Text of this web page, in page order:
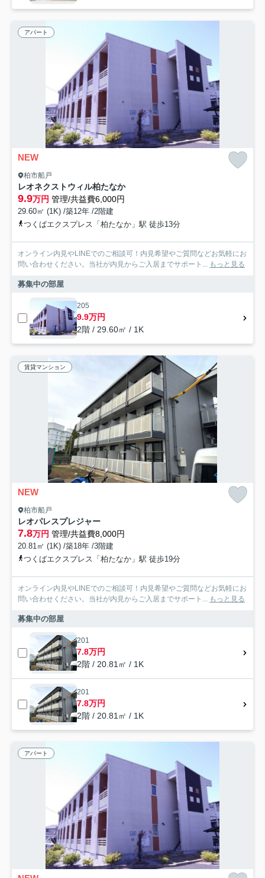
アパート
NEW
柏市船戸
レオネクストウィル柏たなか
9.9万円 管理/共益費6,000円
29.60㎡ (1K) /築12年 /2階建
つくばエクスプレス「柏たなか」駅 徒歩13分
オンライン内見やLINEでのご相談可！内見希望やご質問などお気軽にお
問い合わせください。当社が内見からご入居までサポート... もっと見る
募集中の部屋
205
9.9万円
2階 / 29.60㎡ / 1K
賃貸マンション
NEW
柏市船戸
レオパレスプレジャー
7.8万円 管理/共益費8,000円
20.81㎡ (1K) /築18年 /3階建
つくばエクスプレス「柏たなか」駅 徒歩19分
オンライン内見やLINEでのご相談可！内見希望やご質問などお気軽にお
問い合わせください。当社が内見からご入居までサポート... もっと見る
募集中の部屋
201
7.8万円
2階 / 20.81㎡ / 1K
201
7.8万円
2階 / 20.81㎡ / 1K
アパート